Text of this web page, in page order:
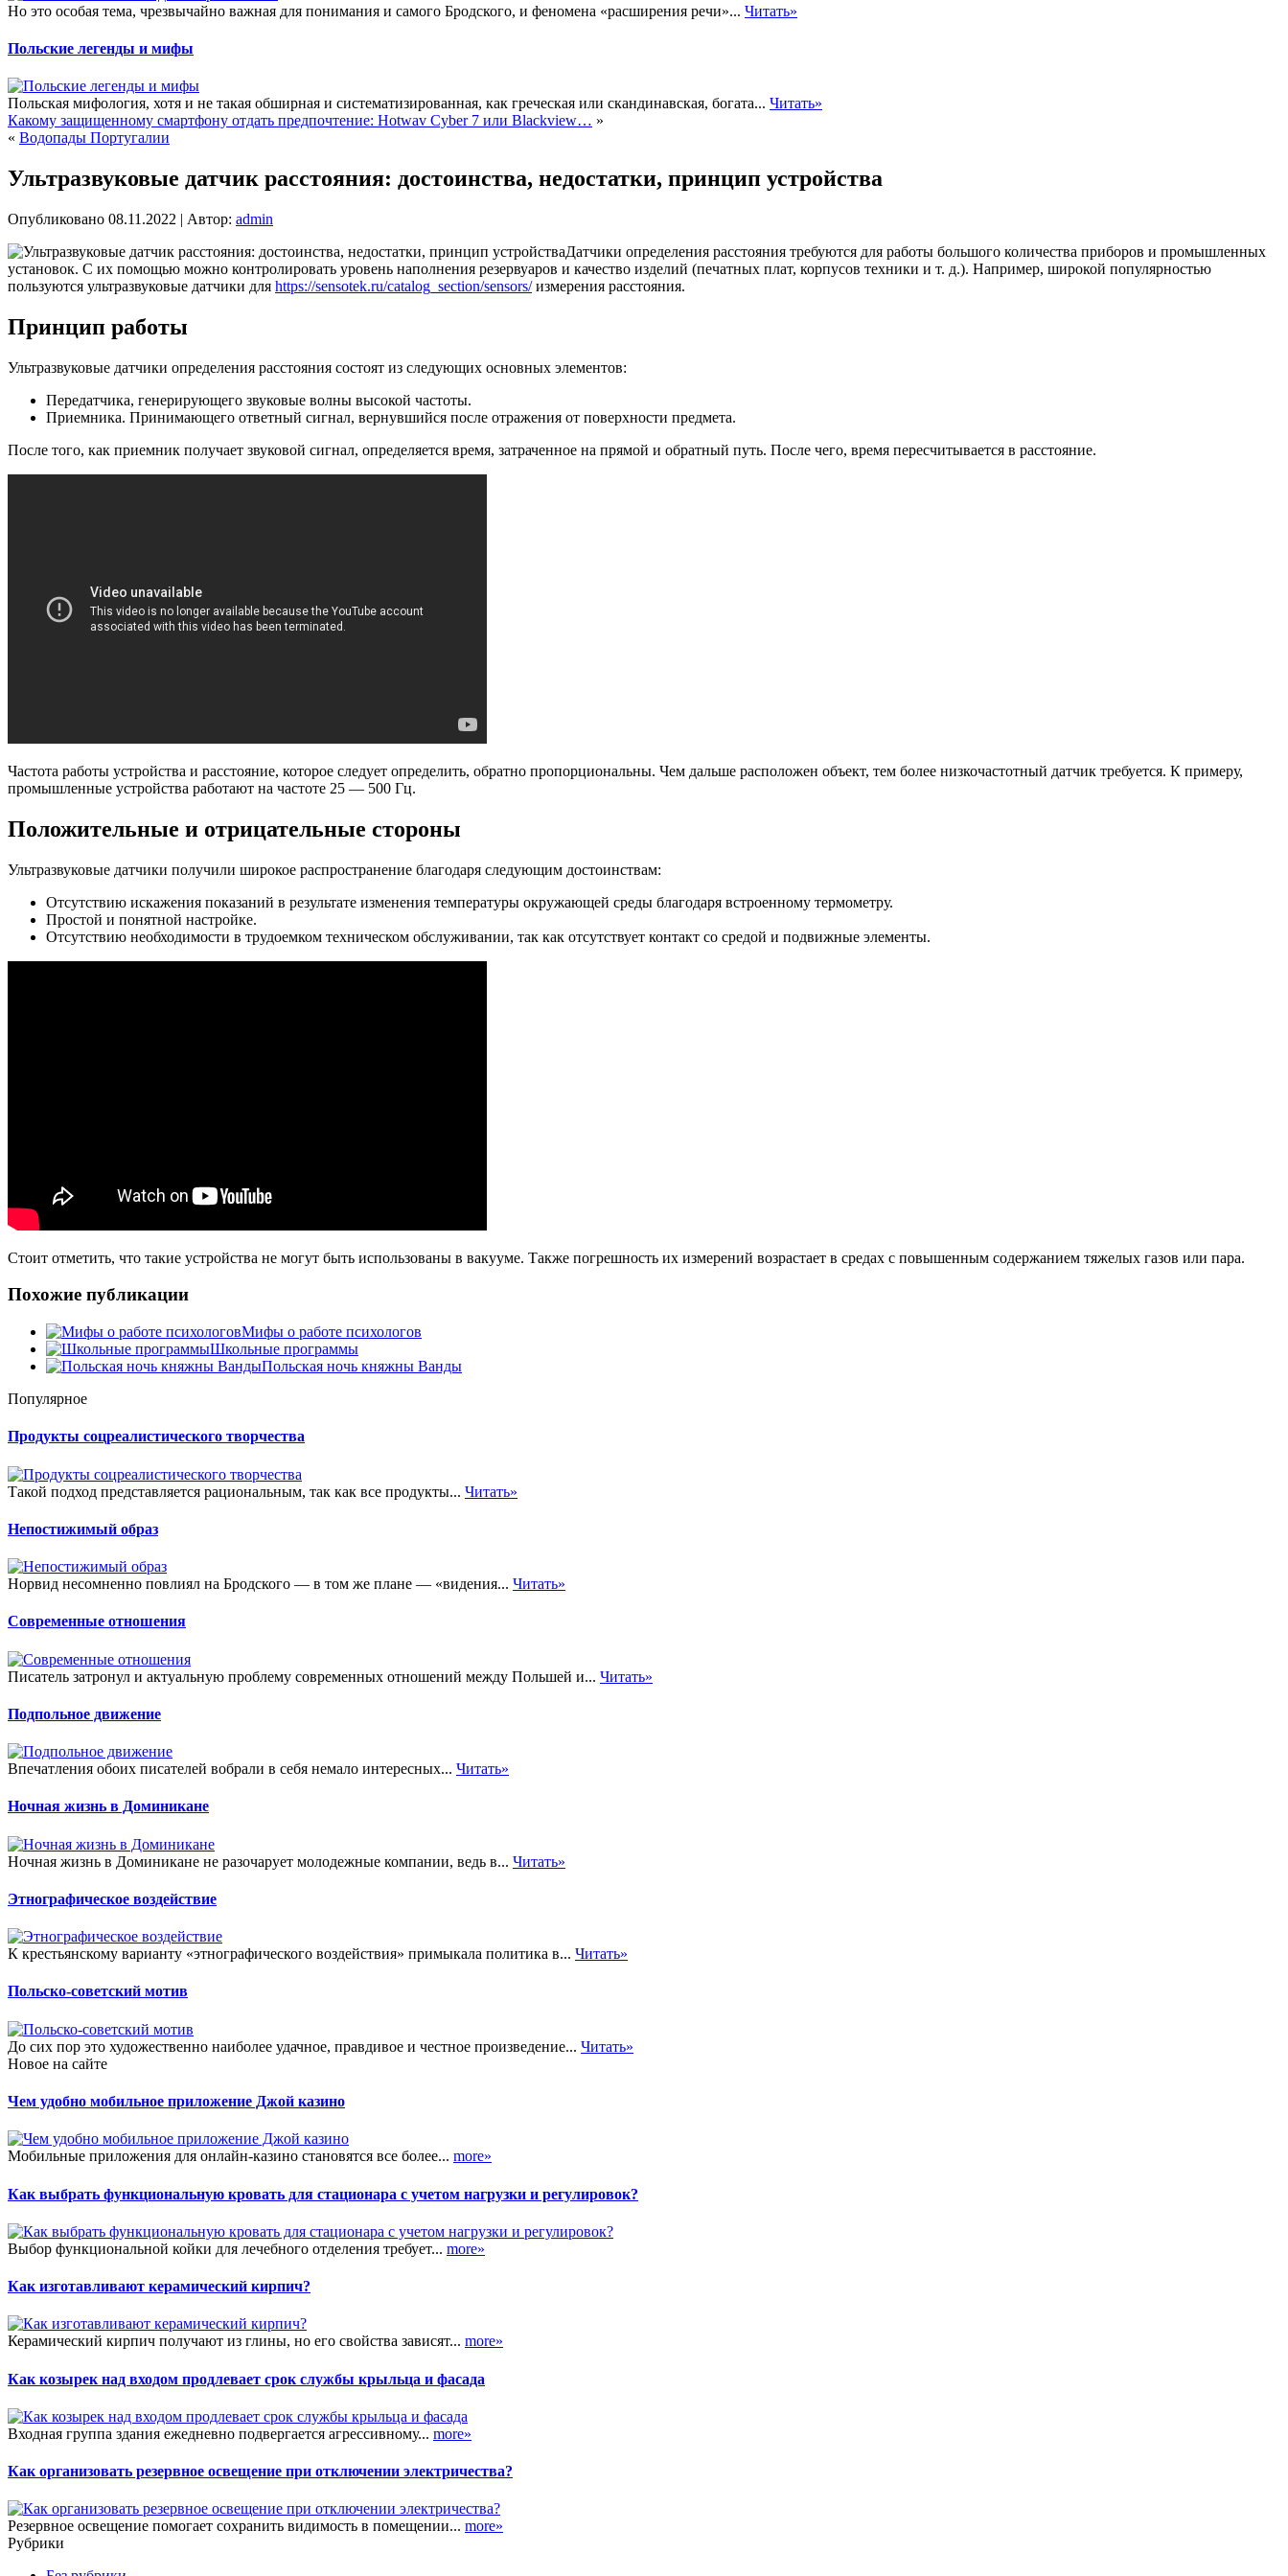
Но это особая тема, чрезвычайно важная для понимания и самого Бродского, и феномена «расширения речи»... Читать»
Польские легенды и мифы
Польская мифология, хотя и не такая обширная и систематизированная, как греческая или скандинавская, богата... Читать»
Какому защищенному смартфону отдать предпочтение: Hotwav Cyber 7 или Blackview… »
« Водопады Португалии
Ультразвуковые датчик расстояния: достоинства, недостатки, принцип устройства
Опубликовано 08.11.2022 | Автор: admin
Датчики определения расстояния требуются для работы большого количества приборов и промышленных
установок. С их помощью можно контролировать уровень наполнения резервуаров и качество изделий (печатных плат, корпусов техники и т. д.). Например, широкой популярностью
пользуются ультразвуковые датчики для https://sensotek.ru/catalog_section/sensors/измерения расстояния.
Принцип работы
Ультразвуковые датчики определения расстояния состоят из следующих основных элементов:
Передатчика, генерирующего звуковые волны высокой частоты.
Приемника. Принимающего ответный сигнал, вернувшийся после отражения от поверхности предмета.
После того, как приемник получает звуковой сигнал, определяется время, затраченное на прямой и обратный путь. После чего, время пересчитывается в расстояние.
Частота работы устройства и расстояние, которое следует определить, обратно пропорциональны. Чем дальше расположен объект, тем более низкочастотный датчик требуется. К примеру,
промышленные устройства работают на частоте 25 — 500 Гц.
Положительные и отрицательные стороны
Ультразвуковые датчики получили широкое распространение благодаря следующим достоинствам:
Отсутствию искажения показаний в результате изменения температуры окружающей среды благодаря встроенному термометру.
Простой и понятной настройке.
Отсутствию необходимости в трудоемком техническом обслуживании, так как отсутствует контакт со средой и подвижные элементы.
Стоит отметить, что такие устройства не могут быть использованы в вакууме. Также погрешность их измерений возрастает в средах с повышенным содержанием тяжелых газов или пара.
Похожие публикации
Мифы о работе психологов
Школьные программы
Польская ночь княжны Ванды
Популярное
Продукты соцреалистического творчества
Такой подход представляется рациональным, так как все продукты... Читать»
Непостижимый образ
Норвид несомненно повлиял на Бродского — в том же плане — «видения... Читать»
Современные отношения
Писатель затронул и актуальную проблему современных отношений между Польшей и... Читать»
Подпольное движение
Впечатления обоих писателей вобрали в себя немало интересных... Читать»
Ночная жизнь в Доминикане
Ночная жизнь в Доминикане не разочарует молодежные компании, ведь в... Читать»
Этнографическое воздействие
К крестьянскому варианту «этнографического воздействия» примыкала политика в... Читать»
Польско-советский мотив
До сих пор это художественно наиболее удачное, правдивое и честное произведение... Читать»
Новое на сайте
Чем удобно мобильное приложение Джой казино
Мобильные приложения для онлайн-казино становятся все более... more»
Как выбрать функциональную кровать для стационара с учетом нагрузки и регулировок?
Выбор функциональной койки для лечебного отделения требует... more»
Как изготавливают керамический кирпич?
Керамический кирпич получают из глины, но его свойства зависят... more»
Как козырек над входом продлевает срок службы крыльца и фасада
Входная группа здания ежедневно подвергается агрессивному... more»
Как организовать резервное освещение при отключении электричества?
Резервное освещение помогает сохранить видимость в помещении... more»
Рубрики